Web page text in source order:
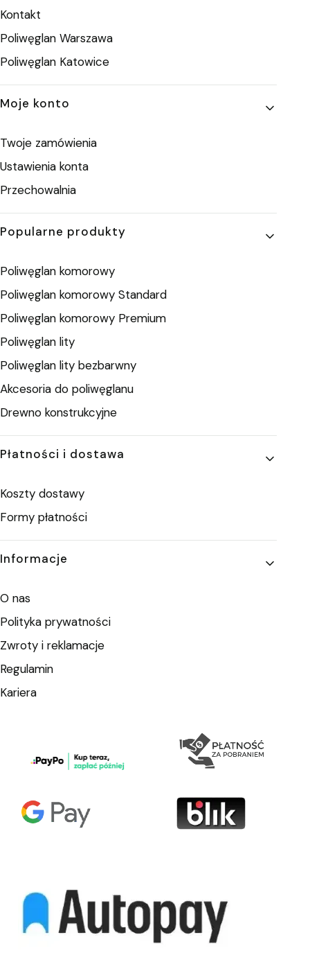
Kontakt
Poliwęglan Warszawa
Poliwęglan Katowice
Moje konto
Twoje zamówienia
Ustawienia konta
Przechowalnia
Popularne produkty
Poliwęglan komorowy
Poliwęglan komorowy Standard
Poliwęglan komorowy Premium
Poliwęglan lity
Poliwęglan lity bezbarwny
Akcesoria do poliwęglanu
Drewno konstrukcyjne
Płatności i dostawa
Koszty dostawy
Formy płatności
Informacje
O nas
Polityka prywatności
Zwroty i reklamacje
Regulamin
Kariera